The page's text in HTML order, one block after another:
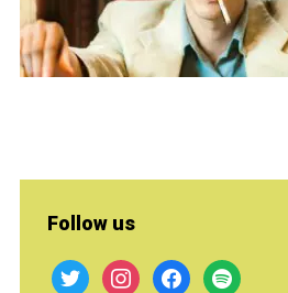
Follow us
twitter instagramfacebook
spotify